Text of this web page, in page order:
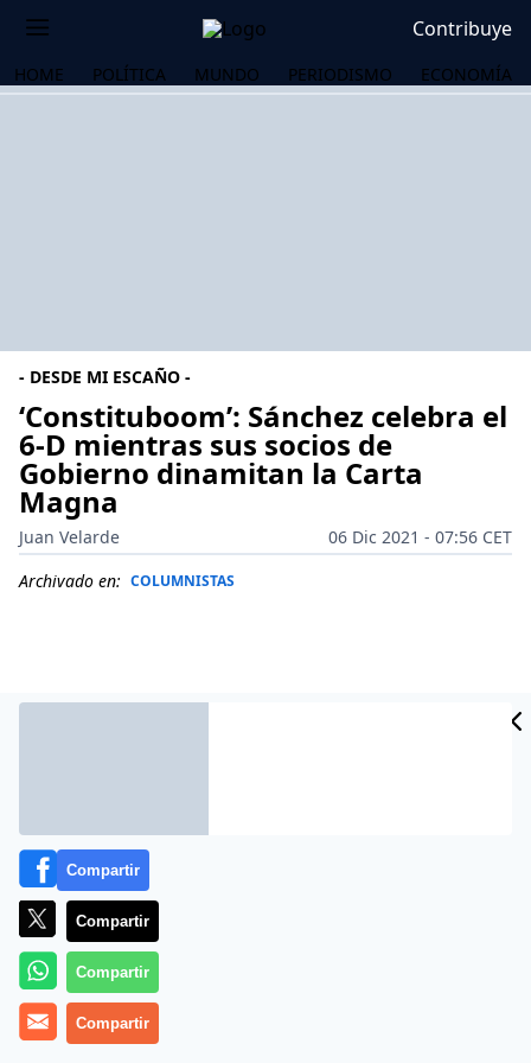
Contribuye
HOME POLÍTICA MUNDO PERIODISMO ECONOMÍA
- DESDE MI ESCAÑO -
‘Constituboom’: Sánchez celebra el
6-D mientras sus socios de
Gobierno dinamitan la Carta
Magna
Juan Velarde
06 Dic 2021 - 07:56 CET
Archivado en: COLUMNISTAS
Más información
Compartir
Compartir
Compartir
Compartir